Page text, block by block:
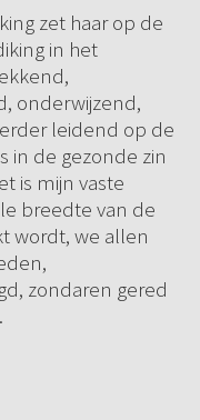
zet haar op de
in het
onderwijzend,
leidend op de
in de gezonde zin
is mijn vaste
breedte van de
wordt, we allen
zondaren gered